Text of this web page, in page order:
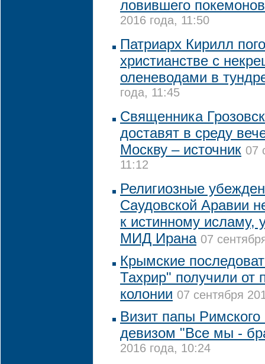
ловившего
2016 года, 11:50
Патриарх Кирилл
христианстве с
оленеводами в
года, 11:45
Священника
доставят в среду
Москву – источник 07
11:12
Религиозные
Саудовской Аравии
к истинному исламу,
МИД Ирана 07
Крымские
Тахрир" получили от
колонии 07 сентября
Визит папы
девизом "Все мы -
2016 года, 10:24